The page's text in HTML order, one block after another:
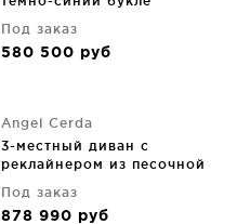
Под заказ
580 500 руб
Angel Cerda
3-местный диван с
реклайнером из песочной
Под заказ
878 990 руб